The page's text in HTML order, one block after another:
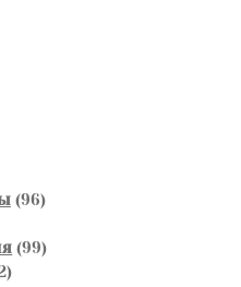
9696
9999
132